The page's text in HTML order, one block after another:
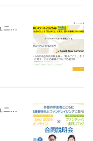
【ニュース】ソーシャルバンク・コミュニティ：「SBCスクール2026＠西武信用金庫－『社会のこと』を『自分のこと』に変え、日々の業務につなげる4日間」の参加者募集を開始しました
【ニュース】ソーシャルバンク・コミュニティ：「WILL 2nd 2026＠オンライン × ファンドレイジング実践プログラム合同説明会」の参加者募集を開始しました